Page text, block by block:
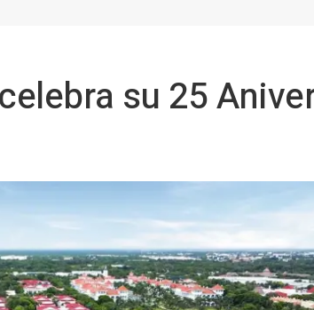
su 25